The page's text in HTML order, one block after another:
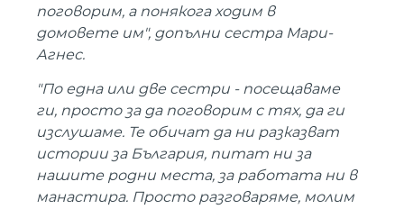
поговорим, а понякога ходим в
домовете им", допълни сестра Мари-
Агнес.
"По една или две сестри - посещаваме
ги, просто за да поговорим с тях, да ги
изслушаме. Те обичат да ни разказват
истории за България, питат ни за
нашите родни места, за работата ни в
манастира. Просто разговаряме, молим